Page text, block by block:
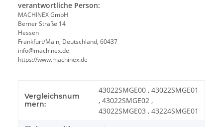
verantwortliche Person:
MACHINEX GmbH
Berner Straße 14
Hessen
Frankfurt/Main, Deutschland, 60437
info@machinex.de
https://www.machinex.de
Vergleichsnum
mern:
43022SMGE00 , 43022SMGE01
, 43022SMGE02 ,
43022SMGE03 , 43224SMGE01